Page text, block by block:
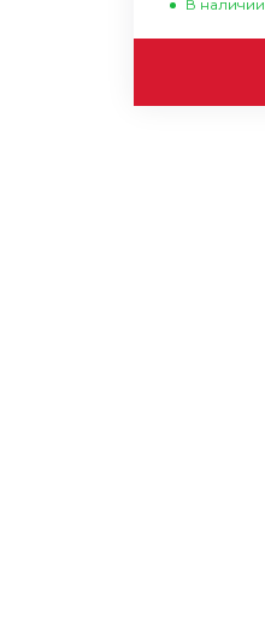
В наличии